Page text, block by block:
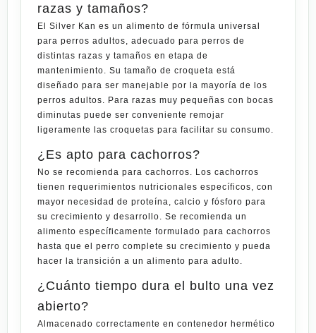
razas y tamaños?
El Silver Kan es un alimento de fórmula universal
para perros adultos, adecuado para perros de
distintas razas y tamaños en etapa de
mantenimiento. Su tamaño de croqueta está
diseñado para ser manejable por la mayoría de los
perros adultos. Para razas muy pequeñas con bocas
diminutas puede ser conveniente remojar
ligeramente las croquetas para facilitar su consumo.
¿Es apto para cachorros?
No se recomienda para cachorros. Los cachorros
tienen requerimientos nutricionales específicos, con
mayor necesidad de proteína, calcio y fósforo para
su crecimiento y desarrollo. Se recomienda un
alimento específicamente formulado para cachorros
hasta que el perro complete su crecimiento y pueda
hacer la transición a un alimento para adulto.
¿Cuánto tiempo dura el bulto una vez
abierto?
Almacenado correctamente en contenedor hermético